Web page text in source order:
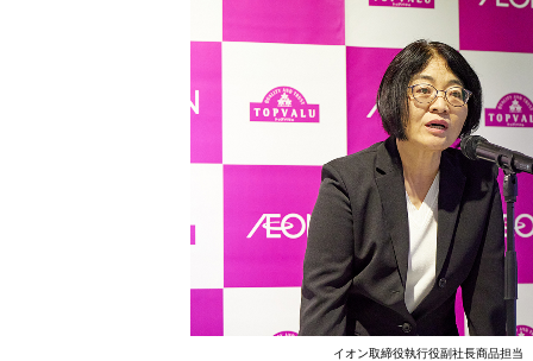
イオン取締役執行役副社長商品担当